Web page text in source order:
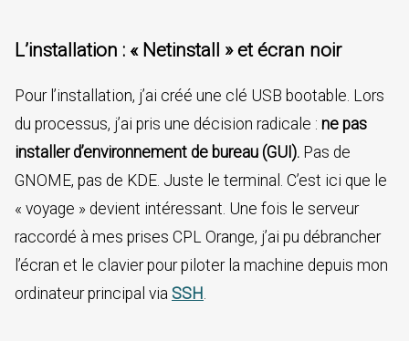
L’installation : « Netinstall » et écran noir
Pour l’installation, j’ai créé une clé USB bootable. Lors
du processus, j’ai pris une décision radicale : ne pas
installer d’environnement de bureau (GUI). Pas de
GNOME, pas de KDE. Juste le terminal. C’est ici que le
« voyage » devient intéressant. Une fois le serveur
raccordé à mes prises CPL Orange, j’ai pu débrancher
l’écran et le clavier pour piloter la machine depuis mon
ordinateur principal via SSH